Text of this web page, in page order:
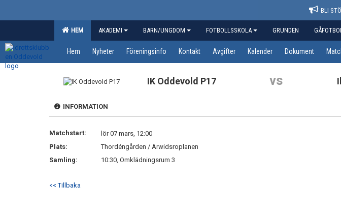
BLI
HEM AKADEMI BARN/UNGDOM FOTBOLLSSKOLA GRUNDEN
Hem Nyheter Föreningsinfo Kontakt Avgifter Kalender Dokument
IK Oddevold P17 vs
INFORMATION
Matchstart:
lör 07 mars, 12:00
Plats:
Thordéngården / Arwidsroplanen
Samling:
10:30, Omklädningsrum 3
<< Tillbaka